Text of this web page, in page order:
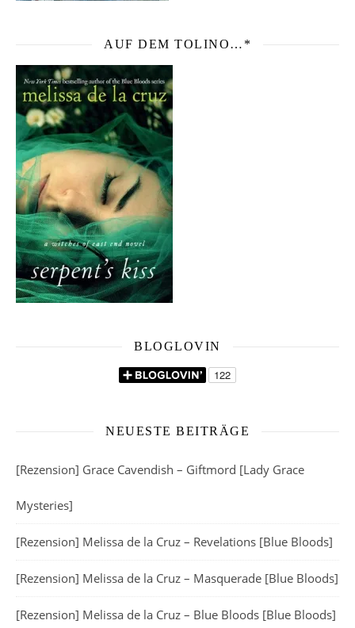
AUF DEM TOLINO…*
BLOGLOVIN
NEUESTE BEITRÄGE
[Rezension] Grace Cavendish – Giftmord [Lady Grace
Mysteries]
[Rezension] Melissa de la Cruz – Revelations [Blue Bloods]
[Rezension] Melissa de la Cruz – Masquerade [Blue Bloods]
[Rezension] Melissa de la Cruz – Blue Bloods [Blue Bloods]